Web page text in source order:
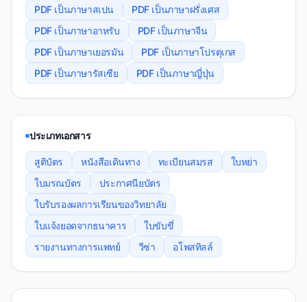
PDF เป็นภาษาสเปน
PDF เป็นภาษาฝรั่งเศส
PDF เป็นภาษาอาหรับ
PDF เป็นภาษาจีน
PDF เป็นภาษาเยอรมัน
PDF เป็นภาษาโปรตุเกส
PDF เป็นภาษารัสเซีย
PDF เป็นภาษาญี่ปุ่น
ประเภทเอกสาร
สูติบัตร หนังสือเดินทาง ทะเบียนสมรส
ใบหย่า
ใบมรณบัตร
ประกาศนียบัตร
ใบรับรองผลการเรียนของวิทยาลัย
ใบแจ้งยอดจากธนาคาร
ใบขับขี่
รายงานทางการแพทย์
วีซ่า อโพสทิลล์